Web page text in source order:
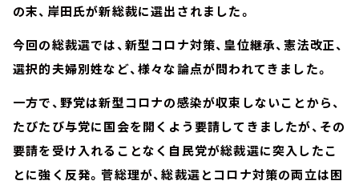
の末、岸田氏が新総裁に選出されました。
今回の総裁選では、新型コロナ対策、皇位継承、憲法改正、
選択的夫婦別姓など、様々な論点が問われてきました。
一方で、野党は新型コロナの感染が収束しないことから、
たびたび与党に国会を開くよう要請してきましたが、その
要請を受け入れることなく自民党が総裁選に突入したこ
とに強く反発。菅総理が、総裁選とコロナ対策の両立は困